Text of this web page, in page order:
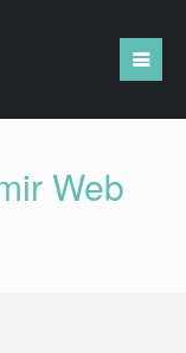
Web